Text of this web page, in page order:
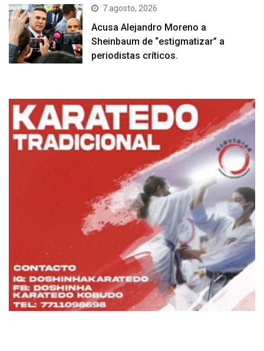
7 agosto, 2026
Acusa Alejandro Moreno a
Sheinbaum de “estigmatizar” a
periodistas críticos.